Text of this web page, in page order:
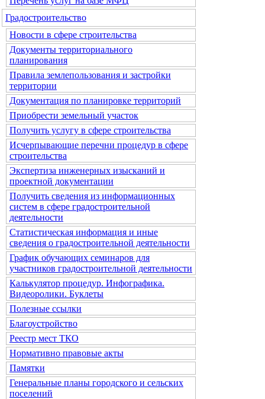
Градостроительство
Новости в сфере строительства
Документы территориального
планирования
Правила землепользования и застройки
территории
Документация по планировке территорий
Приобрести земельный участок
Получить услугу в сфере строительства
Исчерпывающие перечни процедур в сфере
строительства
Экспертиза инженерных изысканий и
проектной документации
Получить сведения из информационных
систем в сфере градостроительной
деятельности
Статистическая информация и иные
сведения о градостроительной деятельности
График обучающих семинаров для
участников градостроительной деятельности
Калькулятор процедур. Инфографика.
Видеоролики. Буклеты
Полезные ссылки
Благоустройство
Реестр мест ТКО
Нормативно правовые акты
Памятки
Генеральные планы городского и сельских
поселений